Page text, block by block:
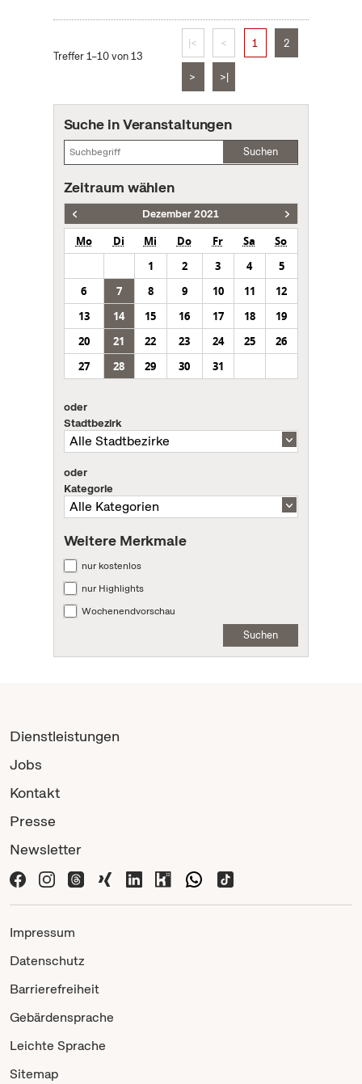
Treffer 1–10 von 13
|< < 1 2
> >|
Suche in Veranstaltungen
Suchen
Zeitraum wählen
Dezember 2021
Mo Di Mi Do Fr Sa
So
1
2 3 4
5
6
7 8 9 10 11
12
13
14 15 16 17 18
19
20
21 22 23 24 25
26
27
28 29 30 31
oder
Stadtbezirk
oder
Kategorie
Weitere Merkmale
nur kostenlos
nur Highlights
Wochenendvorschau
Suchen
Dienstleistungen
Jobs
Kontakt
Presse
Newsletter
Impressum
Datenschutz
Barrierefreiheit
Gebärdensprache
Leichte Sprache
Sitemap